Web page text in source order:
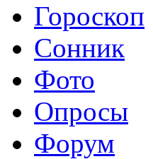
Гороскоп
Сонник
Фото
Опросы
Форум